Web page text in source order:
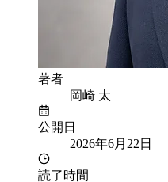
著者
岡崎 太
公開日
2026年6月22日
読了時間